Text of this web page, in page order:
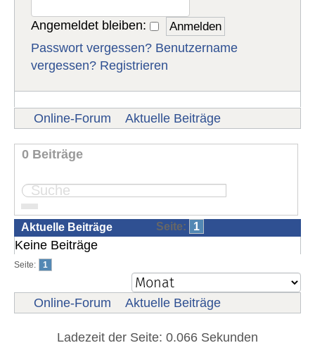
Angemeldet bleiben:
Passwort vergessen? Benutzername
vergessen? Registrieren
Online-Forum Aktuelle Beiträge
0 Beiträge
Seite: 1
Aktuelle Beiträge
Keine Beiträge
Seite: 1
Online-Forum Aktuelle Beiträge
Ladezeit der Seite: 0.066 Sekunden